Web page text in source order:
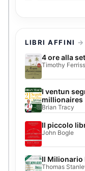
LIBRI AFFINI
4 ore alla
Timothy Ferriss
I ventun
millionaires
Brian Tracy
Il piccolo
John Bogle
Il Milionario
Thomas